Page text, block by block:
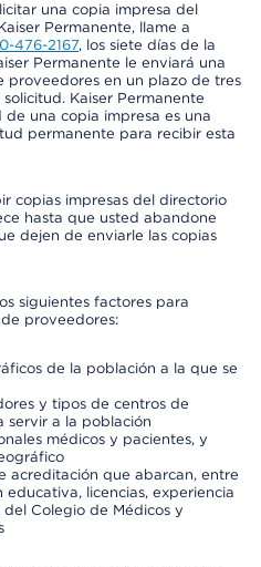
una copia impresa del
Permanente, llame a
476-2167, los siete días de la
Permanente le enviará una
proveedores en un plazo de tres
Kaiser Permanente
una copia impresa es una
permanente para recibir esta
copias impresas del directorio
hasta que usted abandone
dejen de enviarle las copias
siguientes factores para
proveedores:
de la población a la que se
y tipos de centros de
servir a la población
médicos y pacientes, y
acreditación que abarcan, entre
educativa, licencias, experiencia
Colegio de Médicos y